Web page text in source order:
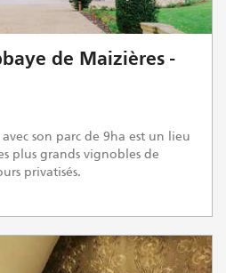
de Maizières -
son parc de 9ha est un lieu
plus grands vignobles de
privatisés.